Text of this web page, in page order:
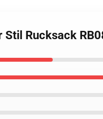
Rucksack